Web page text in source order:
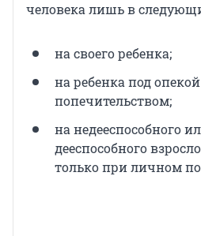
человека лишь в
на своего ребенка;
на ребенка под
попечительством;
на недееспособного
дееспособного
только при личном